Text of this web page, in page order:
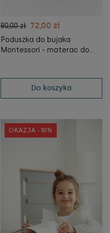
80,00 zł 72,00 zł
Poduszka do bujaka
Montessori - materac do
Do koszyka
OKAZJA -10%